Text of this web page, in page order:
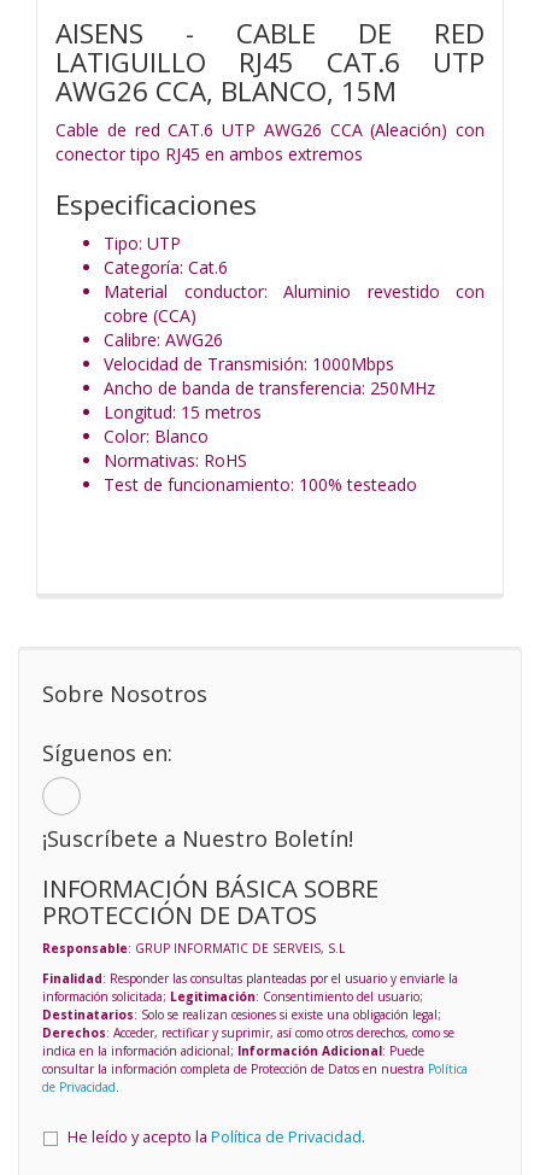
AISENS - CABLE DE RED
LATIGUILLO RJ45 CAT.6 UTP
AWG26 CCA, BLANCO, 15M
Cable de red CAT.6 UTP AWG26 CCA (Aleación) con
conector tipo RJ45 en ambos extremos
Especificaciones
Tipo: UTP
Categoría: Cat.6
Material conductor: Aluminio revestido con
cobre (CCA)
Calibre: AWG26
Velocidad de Transmisión: 1000Mbps
Ancho de banda de transferencia: 250MHz
Longitud: 15 metros
Color: Blanco
Normativas: RoHS
Test de funcionamiento: 100% testeado
Sobre Nosotros
Síguenos en:
¡Suscríbete a Nuestro Boletín!
INFORMACIÓN BÁSICA SOBRE
PROTECCIÓN DE DATOS
Responsable: GRUP INFORMATIC DE SERVEIS, S.L
Finalidad: Responder las consultas planteadas por el usuario y enviarle la
información solicitada; Legitimación: Consentimiento del usuario;
Destinatarios: Solo se realizan cesiones si existe una obligación legal;
Derechos: Acceder, rectificar y suprimir, así como otros derechos, como se
indica en la información adicional; Información Adicional: Puede
consultar la información completa de Protección de Datos en nuestra Política
de Privacidad
He leído y acepto la Política de Privacidad.